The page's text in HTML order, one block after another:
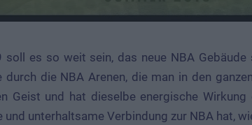
soll es so weit sein, das neue NBA
die NBA Arenen, die man in den
Geist und hat dieselbe energische Wirkung
und unterhaltsame Verbindung zur NBA hat,